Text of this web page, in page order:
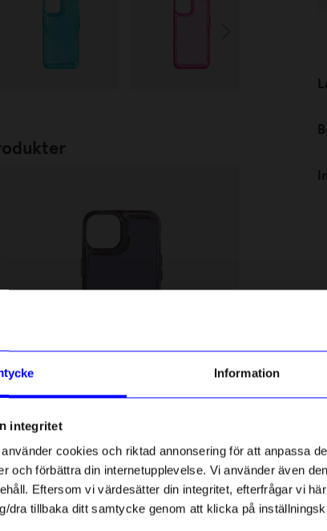
Information
integritet
cookies och riktad annonsering för att anpassa
och förbättra din internetupplevelse. Vi använder även
Eftersom vi värdesätter din integritet, efterfrågar vi
dra tillbaka ditt samtycke genom att klicka på
LND
Mobilskal DRM-LND iPhone13/14
kr
I lager
Mobilskal
249kr
I lager
Anmäl dig till vårt nyhetsbrev och bli
och unika erbjudanden!
Som tack får du
första köp.
Name